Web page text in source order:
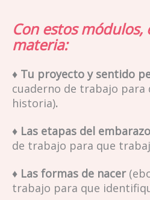
Con estos módulos,
materia:
♦ Tu proyecto y sentido
cuaderno de trabajo para
historia).
♦ Las etapas del embarazo
de trabajo para que
♦ Las formas de nacer
trabajo para que